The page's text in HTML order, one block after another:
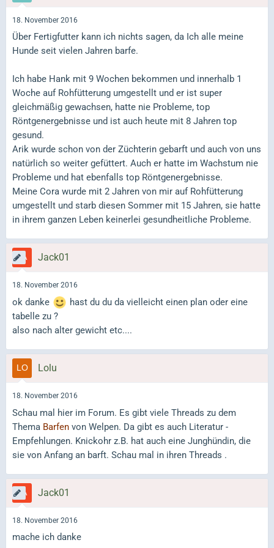
18. November 2016
Über Fertigfutter kann ich nichts sagen, da Ich alle meine
Hunde seit vielen Jahren barfe.
Ich habe Hank mit 9 Wochen bekommen und innerhalb 1
Woche auf Rohfütterung umgestellt und er ist super
gleichmäßig gewachsen, hatte nie Probleme, top
Röntgenergebnisse und ist auch heute mit 8 Jahren top
gesund.
Arik wurde schon von der Züchterin gebarft und auch von uns
natürlich so weiter gefüttert. Auch er hatte im Wachstum nie
Probleme und hat ebenfalls top Röntgenergebnisse.
Meine Cora wurde mit 2 Jahren von mir auf Rohfütterung
umgestellt und starb diesen Sommer mit 15 Jahren, sie hatte
in ihrem ganzen Leben keinerlei gesundheitliche Probleme.
Jack01
18. November 2016
ok danke
hast du du da vielleicht einen plan oder eine
tabelle zu ?
also nach alter gewicht etc....
Lolu
18. November 2016
Schau mal hier im Forum. Es gibt viele Threads zu dem
Thema Barfen von Welpen. Da gibt es auch Literatur -
Empfehlungen. Knickohr z.B. hat auch eine Junghündin, die
sie von Anfang an barft. Schau mal in ihren Threads .
Jack01
18. November 2016
mache ich danke